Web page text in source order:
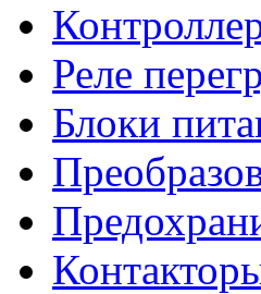
Реле
Блоки